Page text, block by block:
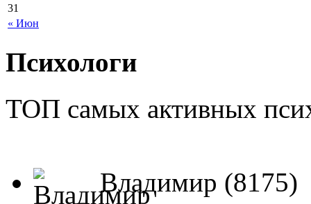
« Июн
31
Психологи
ТОП самых активных
Владимир (8175)